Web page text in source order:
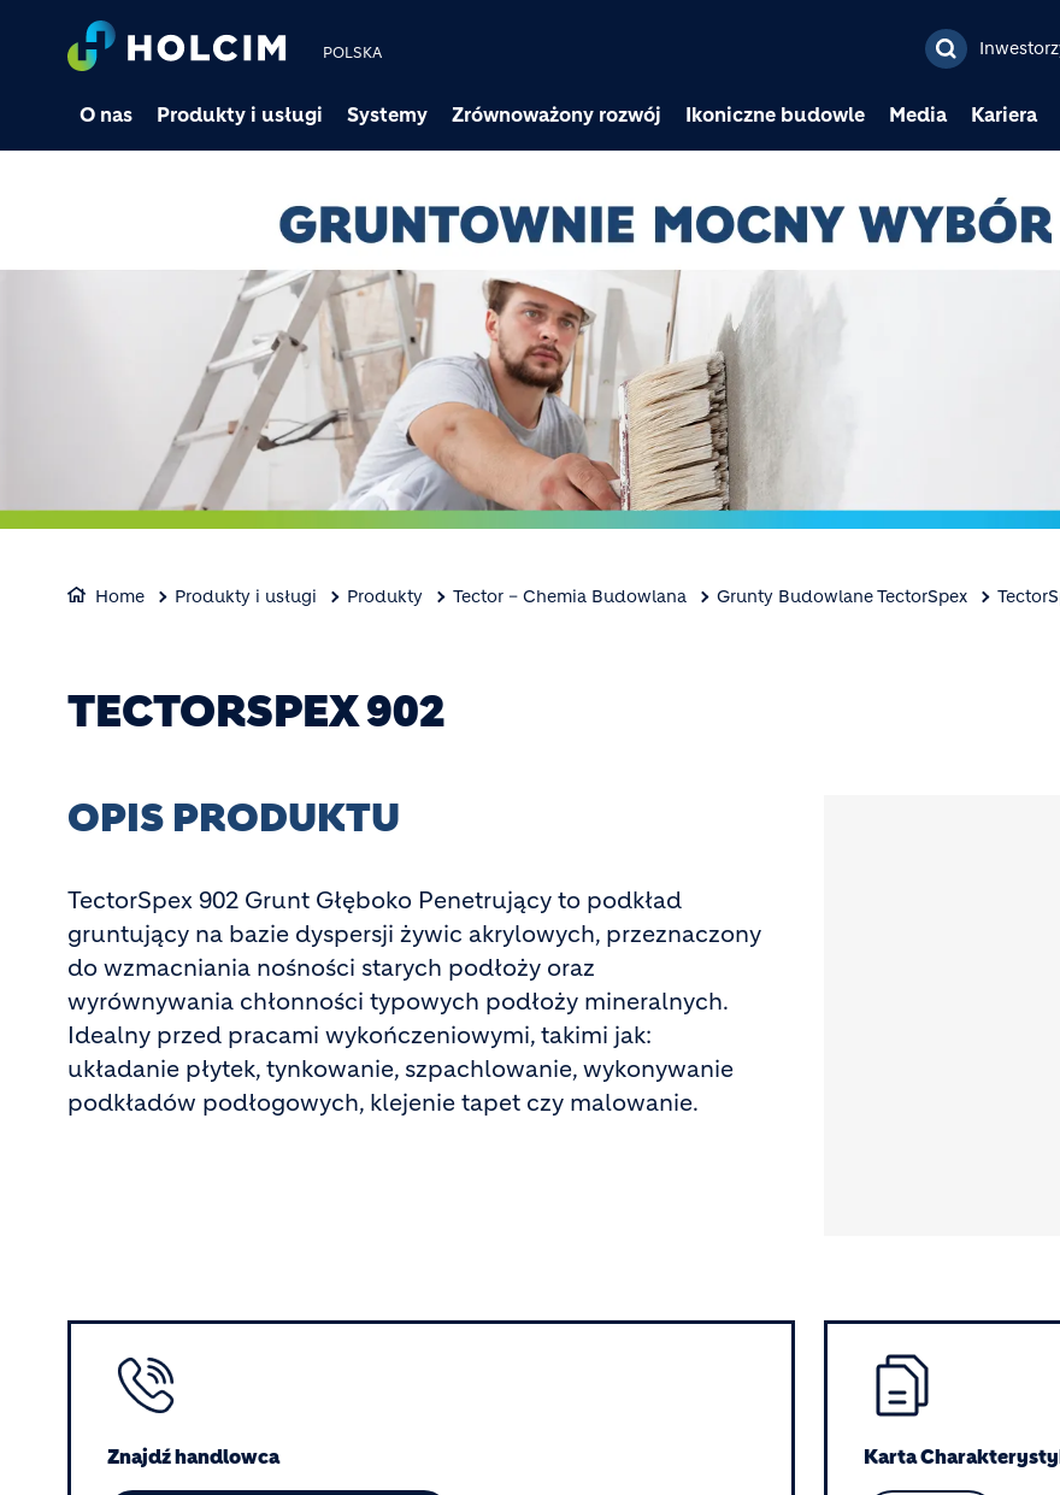
Przejdź do treści
POLSKA
O nas Produkty i usługi Systemy Zrównoważony rozwój Ikoniczne budowle Media Kariera
Home Produkty i usługi Produkty Tector – Chemia Budowlana Grunty Budowlane TectorSpex
TECTORSPEX 902
OPIS PRODUKTU
TectorSpex 902 Grunt Głęboko Penetrujący to podkład
gruntujący na bazie dyspersji żywic akrylowych, przeznaczony
do wzmacniania nośności starych podłoży oraz
wyrównywania chłonności typowych podłoży mineralnych.
Idealny przed pracami wykończeniowymi, takimi jak:
układanie płytek, tynkowanie, szpachlowanie, wykonywanie
podkładów podłogowych, klejenie tapet czy malowanie.
Image
Znajdź handlowca
Image
Karta